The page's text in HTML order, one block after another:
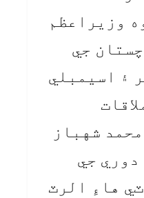
وزيراعظم
جي
۽ اسيمبلي
شهباز
دوري جي
هاءِ الرٽ